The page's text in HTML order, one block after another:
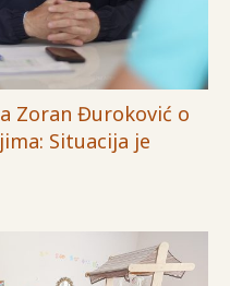
Zoran Đuroković o
Situacija je